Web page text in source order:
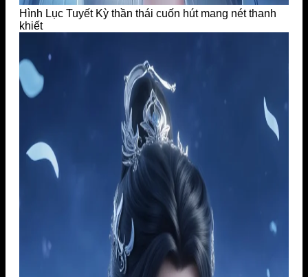
Hình Lục Tuyết Kỳ thần thái cuốn hút mang nét thanh
khiết